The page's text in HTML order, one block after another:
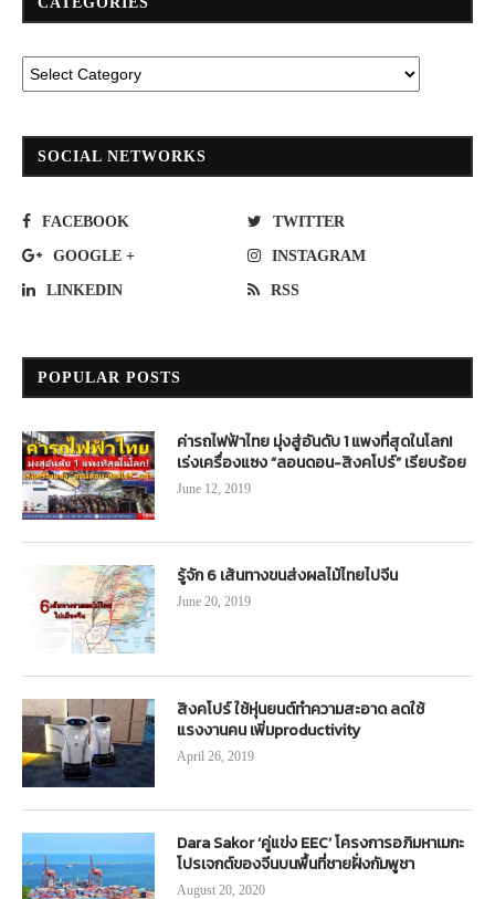
SOCIAL NETWORKS
FACEBOOK TWITTER
GOOGLE + INSTAGRAM
LINKEDIN RSS
POPULAR POSTS
ค่ารถไฟฟ้าไทย มุ่งสู่อันดับ 1 แพงที่สุดในโลก!
เร่งเครื่องแซง “ลอนดอน-สิงคโปร์” เรียบร้อย
June 12, 2019
รู้จัก 6 เส้นทางขนส่งผลไม้ไทยไปจีน
June 20, 2019
สิงคโปร์ ใช้หุ่นยนต์ทำความสะอาด ลดใช้
แรงงานคน เพิ่มproductivity
April 26, 2019
Dara Sakor ‘คู่แข่ง EEC’ โครงการอภิมหาเมกะ
โปรเจกต์ของจีนบนพื้นที่ชายฝั่งกัมพูชา
August 20, 2020